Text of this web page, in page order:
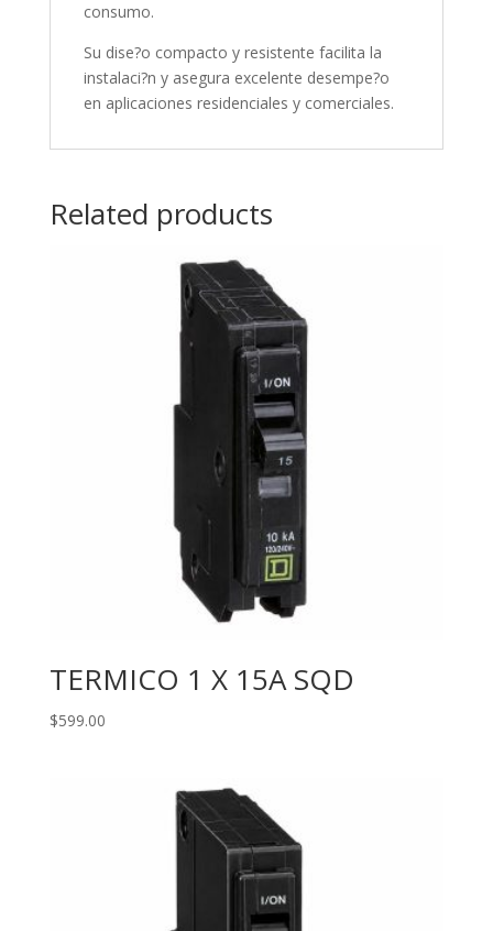
consumo.
Su dise?o compacto y resistente facilita la
instalaci?n y asegura excelente desempe?o
en aplicaciones residenciales y comerciales.
Related products
TERMICO 1 X 15A SQD
$599.00